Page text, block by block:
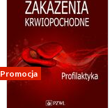
Promocja